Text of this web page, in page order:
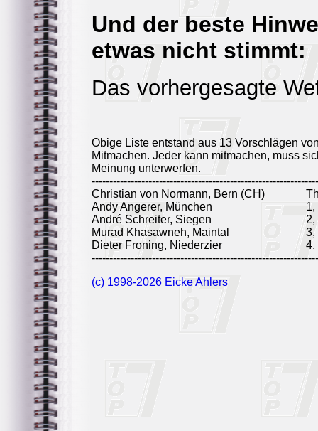
Und der beste
etwas nicht stimmt:
Das vorhergesagte
Obige Liste entstand aus 13 Vorschlägen
Mitmachen. Jeder kann mitmachen, muss
Meinung unterwerfen.
Christian von Normann, Bern (CH)
Andy Angerer, München
1,
André Schreiter, Siegen
2,
Murad Khasawneh, Maintal
3,
Dieter Froning, Niederzier
4,
(c) 1998-2026 Eicke Ahlers